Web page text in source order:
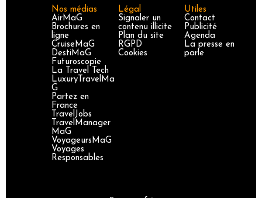
Nos médias
AirMaG
Brochures en
ligne
CruiseMaG
DestiMaG
Futuroscopie
La Travel Tech
LuxuryTravelMa
G
Partez en
France
TravelJobs
TravelManager
MaG
VoyageursMaG
Voyages
Responsables
Légal
Signaler un
contenu illicite
Plan du site
RGPD
Cookies
Utiles
Contact
Publicité
Agenda
La presse en
parle